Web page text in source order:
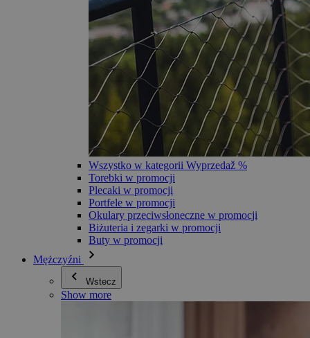
Wszystko w kategorii Wyprzedaž %
Torebki w promocji
Plecaki w promocji
Portfele w promocji
Okulary przeciwsłoneczne w promocji
Biżuteria i zegarki w promocji
Buty w promocji
Mężczyźni
Wstecz
Show more